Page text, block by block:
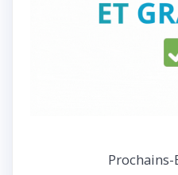
Prochains-